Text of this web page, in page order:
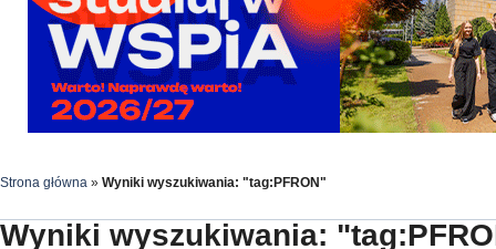
Strona główna » Wyniki wyszukiwania: "tag:PFRON"
Wyniki wyszukiwania: